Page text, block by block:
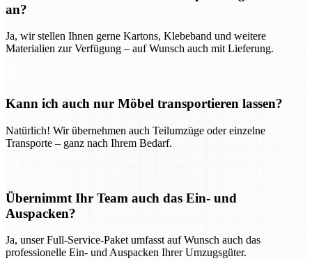
an?
Ja, wir stellen Ihnen gerne Kartons, Klebeband und weitere
Materialien zur Verfügung – auf Wunsch auch mit Lieferung.
Kann ich auch nur Möbel transportieren lassen?
Natürlich! Wir übernehmen auch Teilumzüge oder einzelne
Transporte – ganz nach Ihrem Bedarf.
Übernimmt Ihr Team auch das Ein- und
Auspacken?
Ja, unser Full-Service-Paket umfasst auf Wunsch auch das
professionelle Ein- und Auspacken Ihrer Umzugsgüter.